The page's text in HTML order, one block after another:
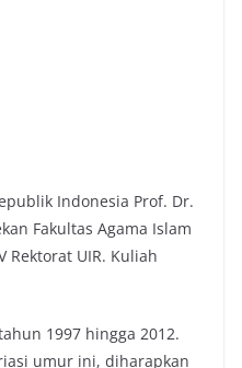
Indonesia Prof. Dr.
Fakultas Agama Islam
Rektorat UIR. Kuliah
1997 hingga 2012.
umur ini, diharapkan